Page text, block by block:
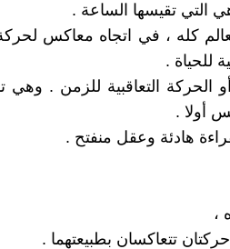
التي تقيسها الساعة .
كله ، في اتجاه معاكس
للحياة .
التعاقبية للزمن . وهي
أولا .
هادئة وعقل منفتح .
،
تتعاكسان بطبيعتهما .